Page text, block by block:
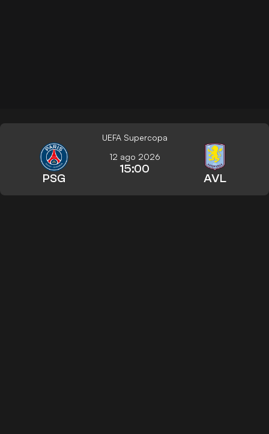
UEFA Supercopa
PSG
12 ago 2026
15:00
AVL